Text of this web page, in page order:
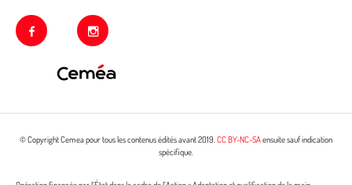
facebook instagram
© Copyright Cemea pour tous les contenus édités avant 2019.CC BY-NC-SAensuite sauf indication
spécifique.